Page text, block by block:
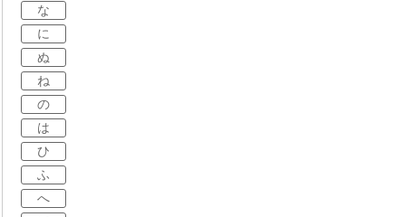
な
に
ぬ
ね
の
は
ひ
ふ
へ